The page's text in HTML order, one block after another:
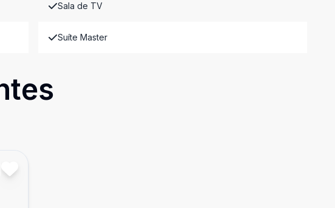
Sala de TV
Suíte Master